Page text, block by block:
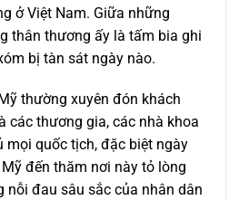
ở Việt Nam. Giữa những
thân thương ấy là tấm bia ghi
bị tàn sát ngày nào.
thường xuyên đón khách
các thương gia, các nhà khoa
mọi quốc tịch, đặc biệt ngày
đến thăm nơi này tỏ lòng
nỗi đau sâu sắc của nhân dân